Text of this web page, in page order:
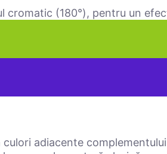
cromatic (180°), pentru un
culori adiacente